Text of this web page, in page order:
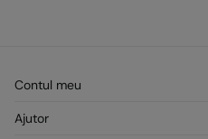
Contul meu
Înregistrare
Ajutor